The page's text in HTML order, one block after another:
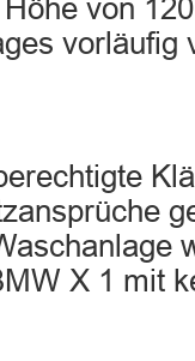
von
vorläufig
X 1 mit